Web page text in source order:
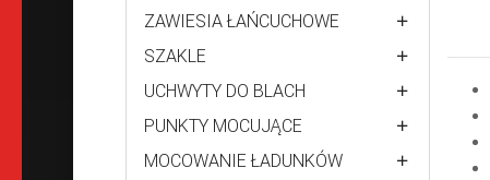
ZAWIESIA ŁAŃCUCHOWE
SZAKLE
UCHWYTY DO BLACH
PUNKTY MOCUJĄCE
MOCOWANIE ŁADUNKÓW